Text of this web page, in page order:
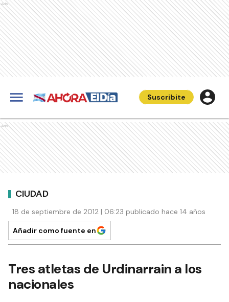
Ads
Suscribite
Ads
CIUDAD
18 de septiembre de 2012 | 06:23 publicado hace 14 años
Añadir como fuente en
Tres atletas de Urdinarrain a los
nacionales